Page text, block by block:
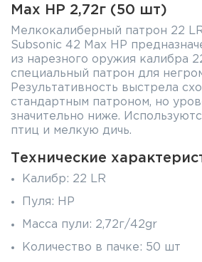
Max HP 2,72г (50 шт)
Мелкокалиберный патрон 22
Subsonic 42 Max HP
из нарезного оружия калибра
специальный патрон для
Результативность выстрела
стандартным патроном, но
значительно ниже.
птиц и мелкую дичь.
Технические
Калибр: 22 LR
Пуля: HP
Масса пули: 2,72г/42gr
Количество в пачке: 50 шт